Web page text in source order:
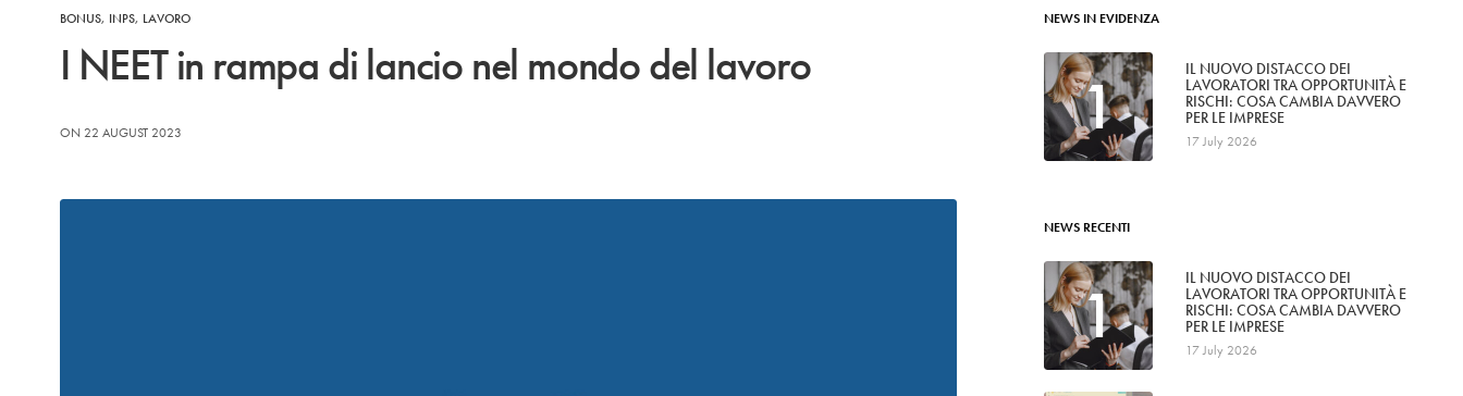
BONUS, INPS, LAVORO
I NEET in rampa di lancio nel mondo del lavoro
ON 22 AUGUST 2023
NEWS IN EVIDENZA
1
IL NUOVO DISTACCO DEI
LAVORATORI TRA OPPORTUNITÀ E
RISCHI: COSA CAMBIA DAVVERO
PER LE IMPRESE
17 July 2026
NEWS RECENTI
1
IL NUOVO DISTACCO DEI
LAVORATORI TRA OPPORTUNITÀ E
RISCHI: COSA CAMBIA DAVVERO
PER LE IMPRESE
17 July 2026